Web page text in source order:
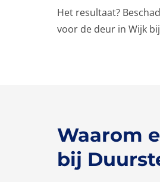
Het resultaat?
voor de deur in Wijk
Waarom
bij